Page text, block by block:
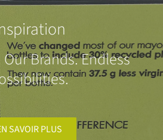
Brands. Endless
SAVOIR PLUS